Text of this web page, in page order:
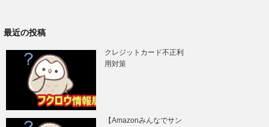
最近の投稿
クレジットカード不正利
用対策
【Amazonみんなでサン